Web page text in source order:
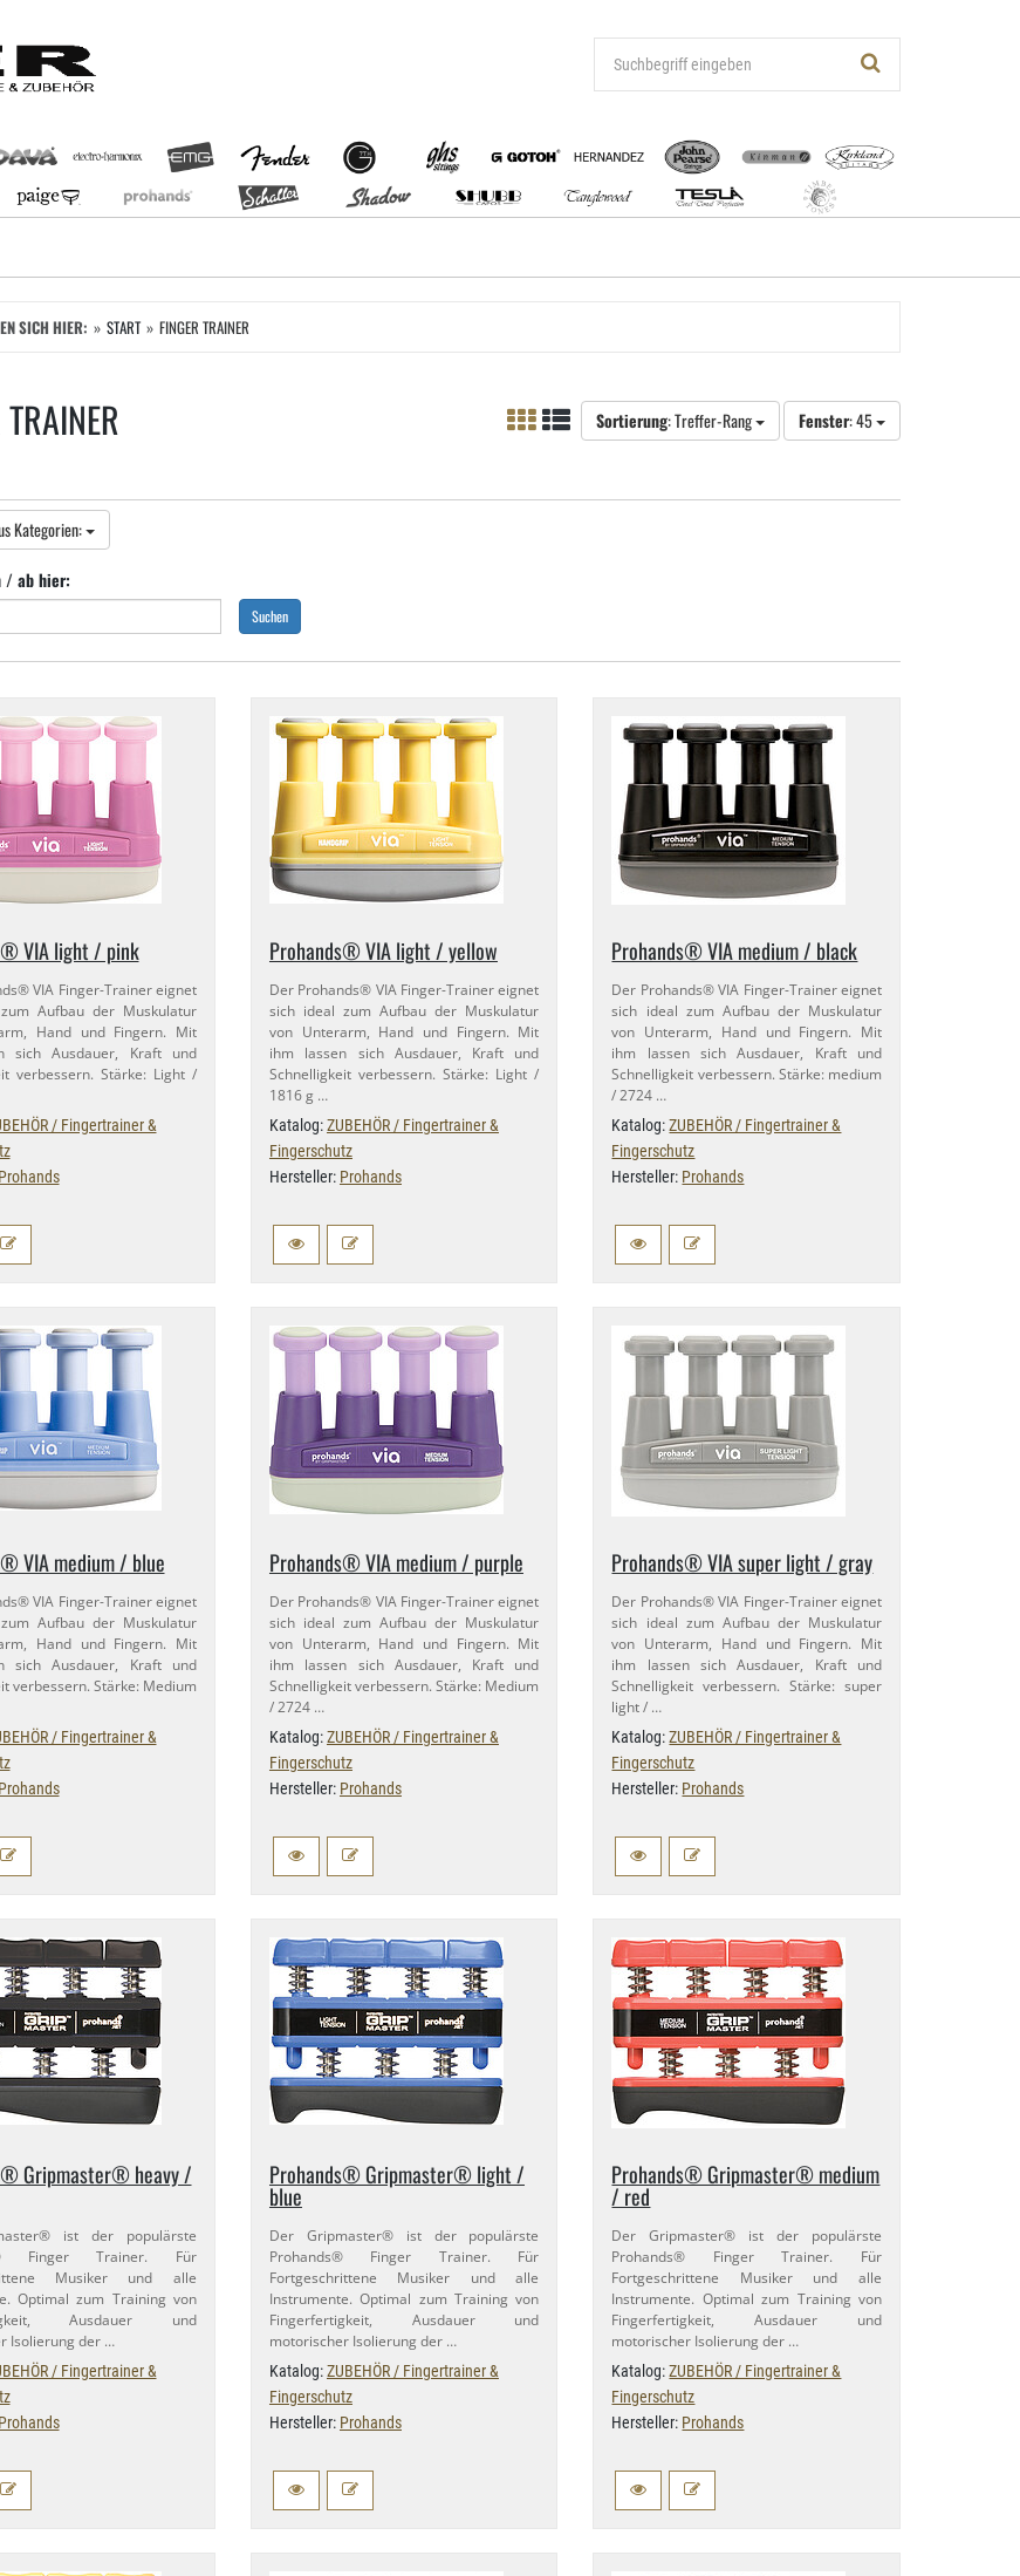
SICH HIER: START FINGER TRAINER
Sortierung: Treffer-Rang Fenster: 45
Kategorien:
/ ab hier:
Suchen
VIA light / pink
VIA Finger-​Trainer eignet
Aufbau der Muskulatur
Hand und Fingern. Mit
sich Ausdauer, Kraft und
verbessern. Stärke: Light /
/ Fingertrainer &
Prohands
Prohands® VIA light / yellow
Der Prohands® VIA Finger-​Trainer eignet
sich ideal zum Aufbau der Muskulatur
von Unterarm, Hand und Fingern. Mit
ihm lassen sich Ausdauer, Kraft und
Schnelligkeit verbessern. Stärke: Light /
1816 g …
Katalog:ZUBEHÖR / Fingertrainer &
Fingerschutz
Hersteller: Prohands
Prohands® VIA medium / black
Der Prohands® VIA Finger-​Trainer eignet
sich ideal zum Aufbau der Muskulatur
von Unterarm, Hand und Fingern. Mit
ihm lassen sich Ausdauer, Kraft und
Schnelligkeit verbessern. Stärke: medium
/ 2724 …
Katalog:ZUBEHÖR / Fingertrainer &
Fingerschutz
Hersteller: Prohands
VIA medium / blue
VIA Finger-​Trainer eignet
Aufbau der Muskulatur
Hand und Fingern. Mit
sich Ausdauer, Kraft und
verbessern. Stärke: Medium
/ Fingertrainer &
Prohands
Prohands® VIA medium / purple
Der Prohands® VIA Finger-​Trainer eignet
sich ideal zum Aufbau der Muskulatur
von Unterarm, Hand und Fingern. Mit
ihm lassen sich Ausdauer, Kraft und
Schnelligkeit verbessern. Stärke: Medium
/ 2724 …
Katalog:ZUBEHÖR / Fingertrainer &
Fingerschutz
Hersteller: Prohands
Prohands® VIA super light / gray
Der Prohands® VIA Finger-​Trainer eignet
sich ideal zum Aufbau der Muskulatur
von Unterarm, Hand und Fingern. Mit
ihm lassen sich Ausdauer, Kraft und
Schnelligkeit verbessern. Stärke: super
light / …
Katalog:ZUBEHÖR / Fingertrainer &
Fingerschutz
Hersteller: Prohands
Gripmaster® heavy /
ist der populärste
Finger Trainer. Für
Musiker und alle
Optimal zum Training von
Ausdauer und
Isolierung der …
/ Fingertrainer &
Prohands
Prohands® Gripmaster® light /
blue
Der Gripmaster® ist der populärste
Prohands® Finger Trainer. Für
Fortgeschrittene Musiker und alle
Instrumente. Optimal zum Training von
Fingerfertigkeit, Ausdauer und
motorischer Isolierung der …
Katalog:ZUBEHÖR / Fingertrainer &
Fingerschutz
Hersteller: Prohands
Prohands® Gripmaster® medium
/ red
Der Gripmaster® ist der populärste
Prohands® Finger Trainer. Für
Fortgeschrittene Musiker und alle
Instrumente. Optimal zum Training von
Fingerfertigkeit, Ausdauer und
motorischer Isolierung der …
Katalog:ZUBEHÖR / Fingertrainer &
Fingerschutz
Hersteller: Prohands